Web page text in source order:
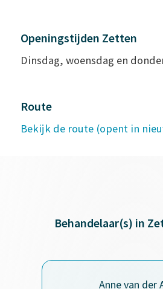
Openingstijden Zetten
Dinsdag, woensdag en
Route
Bekijk de route (opent in
Behandelaar(s) in
Anne van der